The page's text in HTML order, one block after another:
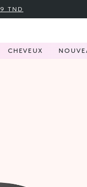
TND
CHEVEUX